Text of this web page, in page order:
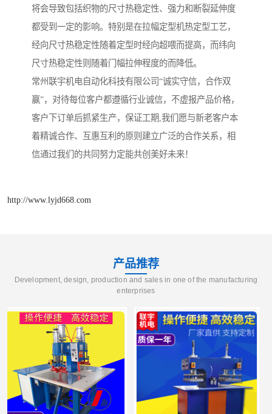
将会导致包括织物的尺寸热稳定性、强力和断裂延伸度
都受到一定的影响。特别是在拉幅定型机热定型工艺，
经向尺寸热稳定性随着定型时经向超喂而提高，而纬向
尺寸热稳定性则随着门幅拉伸程度的而降低。
常州联宇机电自动化科技有限公司“诚实守信，合作双
赢”，对待每位客户都遵循行业诚信，不虚报产品价格，
客户下订单后抓紧生产，保证工期,我们愿与新老客户本
着精诚合作、互惠互利的原则建立广泛的合作关系，相
信通过我们的共同努力定能共创美好未来！
http://www.lyjd668.com
产品推荐
Development, design, production and sales in one of the manufacturing
enterprises